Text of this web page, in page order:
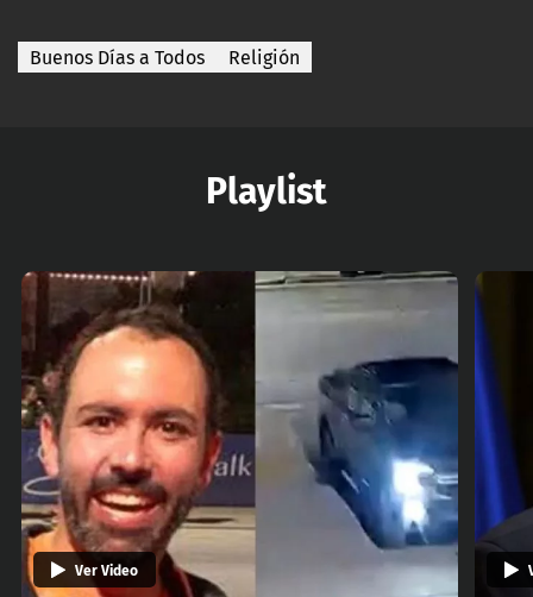
Buenos Días a Todos Religión
Playlist
Ver Video